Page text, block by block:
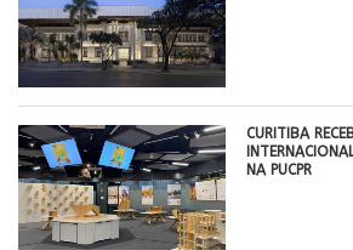
CURITIBA
NA PUCPR